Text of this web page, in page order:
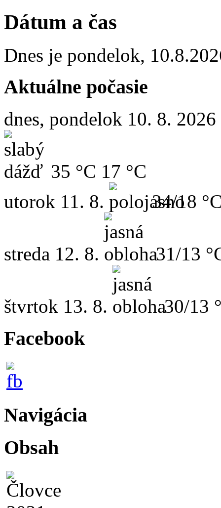
Dátum a čas
Dnes je pondelok,
Aktuálne počasie
dnes, pondelok 10. 8. 2026
35 °C 17 °C
utorok 11. 8. 34/18
streda 12. 8. 31/13
štvrtok 13. 8. 30/13
Facebook
Navigácia
Obsah